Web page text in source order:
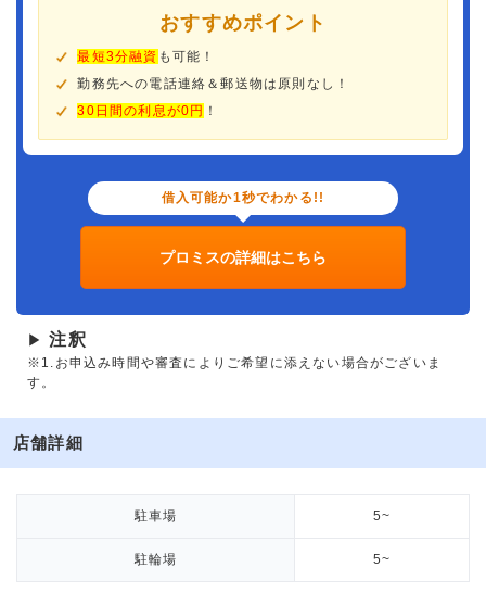
おすすめポイント
最短3分融資 も可能！
勤務先への電話連絡＆郵送物は原則なし！
30日間の利息が0円 ！
借入可能か1秒でわかる!!
プロミスの詳細はこちら
▶ 注釈
※1.お申込み時間や審査によりご希望に添えない場合がございま
す。
店舗詳細
駐車場 5~
駐輪場 5~